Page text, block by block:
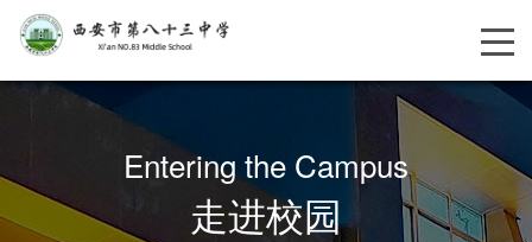
Entering the Campus
走进校园